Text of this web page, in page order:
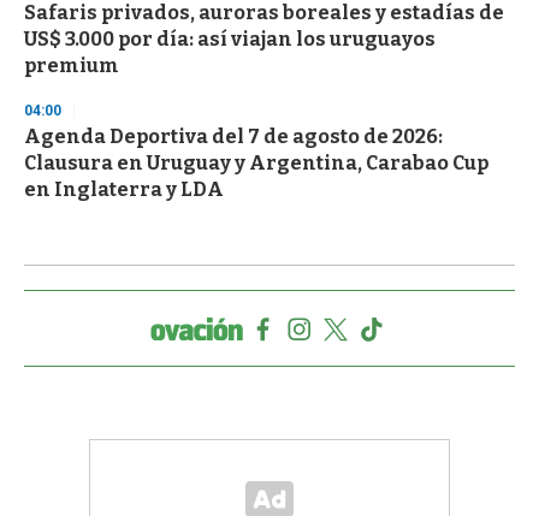
Safaris privados, auroras boreales y estadías de
US$ 3.000 por día: así viajan los uruguayos
premium
04:00
Agenda Deportiva del 7 de agosto de 2026:
Clausura en Uruguay y Argentina, Carabao Cup
en Inglaterra y LDA